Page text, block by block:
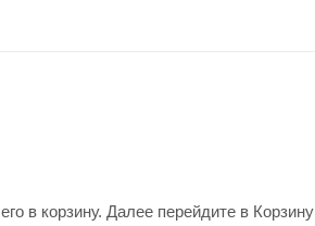
в корзину. Далее перейдите в Корзину